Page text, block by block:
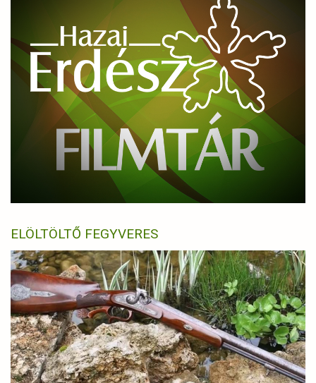
ELÖLTÖLTŐ FEGYVERES